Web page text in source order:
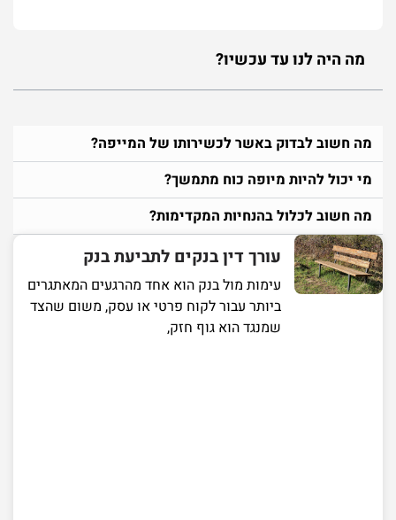
מה היה לנו עד עכשיו?
מה חשוב לבדוק באשר לכשירותו של המייפה?
מי יכול להיות מיופה כוח מתמשך?
מה חשוב לכלול בהנחיות המקדימות?
עורך דין בנקים לתביעת בנק
עימות מול בנק הוא אחד מהרגעים המאתגרים
ביותר עבור לקוח פרטי או עסק, משום שהצד
שמנגד הוא גוף חזק,